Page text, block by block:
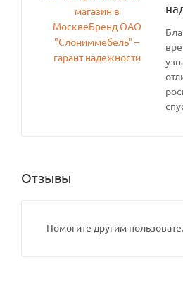
Отзывы
Помогите другим